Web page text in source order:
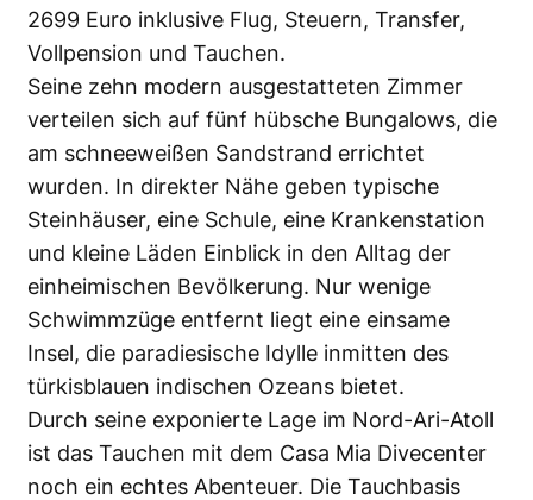
2699 Euro inklusive Flug, Steuern, Transfer,
Vollpension und Tauchen.
Seine zehn modern ausgestatteten Zimmer
verteilen sich auf fünf hübsche Bungalows, die
am schneeweißen Sandstrand errichtet
wurden. In direkter Nähe geben typische
Steinhäuser, eine Schule, eine Krankenstation
und kleine Läden Einblick in den Alltag der
einheimischen Bevölkerung. Nur wenige
Schwimmzüge entfernt liegt eine einsame
Insel, die paradiesische Idylle inmitten des
türkisblauen indischen Ozeans bietet.
Durch seine exponierte Lage im Nord-Ari-Atoll
ist das Tauchen mit dem Casa Mia Divecenter
noch ein echtes Abenteuer. Die Tauchbasis